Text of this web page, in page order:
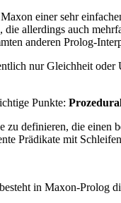
einer sehr
allerdings auch
anderen Prolog-
nur Gleichheit
Punkte:
definieren, die einen
Prädikate mit
in Maxon-Prolog